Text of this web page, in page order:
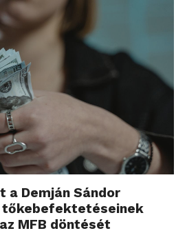
a Demján Sándor
tőkebefektetéseinek
MFB döntését